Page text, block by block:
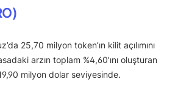
25,70 milyon token’ın kilit açılımını
arzın toplam %4,60’ını oluşturan
milyon dolar seviyesinde.